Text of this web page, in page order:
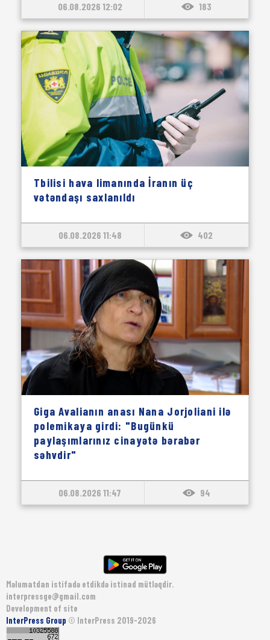
06.08.2026 12:02 183
Tbilisi hava limanında İranın üç
vətəndaşı saxlanıldı
06.08.2026 11:48 402
Giga Avalianın anası Nana Jorjoliani ilə
polemikaya girdi: "Bugünkü
paylaşımlarınız cinayətə bərabər
səhvdir"
06.08.2026 11:47 94
Məlumatdan istifadə etdikdə istinad mütləqdir.
interpressge@gmail.com
Development of site
InterPress Group © InterPress 2019-2026